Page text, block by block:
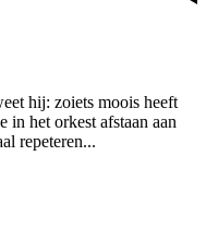
hij: zoiets moois heeft
het orkest afstaan aan
repeteren...